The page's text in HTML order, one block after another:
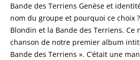
Bande des Terriens Genèse et
nom du groupe et pourquoi ce choix
Blondin et la Bande des Terriens. Ce
chanson de notre premier album
Bande des Terriens ». C’était une